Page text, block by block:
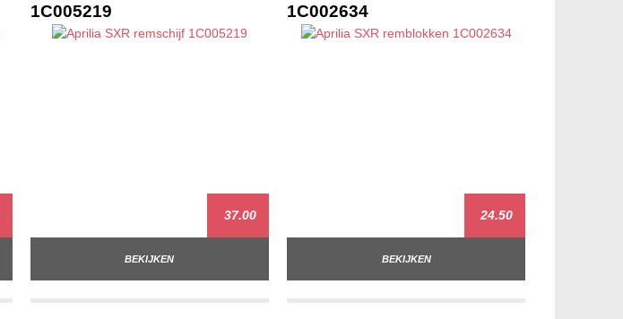
1C005219
37.00
BEKIJKEN
1C002634
24.50
BEKIJKEN